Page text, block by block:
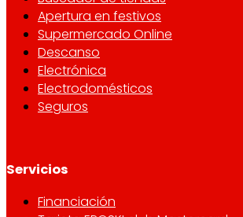
Apertura en festivos
Supermercado Online
Descanso
Electrónica
Electrodomésticos
Seguros
Servicios
Financiación